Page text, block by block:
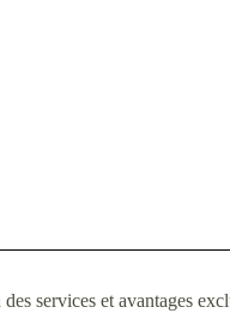
services et avantages